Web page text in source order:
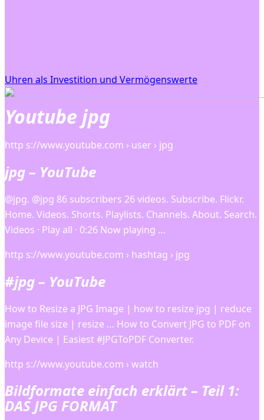
Uhren als Investition und Vermögenswerte
Youtube jpg
http s://www.youtube.com › user › jpg
jpg – YouTube
@jpg. @jpg 86 subscribers 26 videos. Subscribe. Flickr.
Home. Videos. Shorts. Playlists. Channels. About. Search.
Videos · Play all · 0:26 Now playing …
http s://www.youtube.com › hashtag › jpg
#jpg – YouTube
How to Resize a JPG Image | how to resize jpg | reduce
image file size | resize … How to Convert JPG to PDF on
Any Device | Easiest #JPGToPDF Converter.
http s://www.youtube.com › watch
Bildformate einfach erklärt – Teil 1:
DAS JPG FORMAT